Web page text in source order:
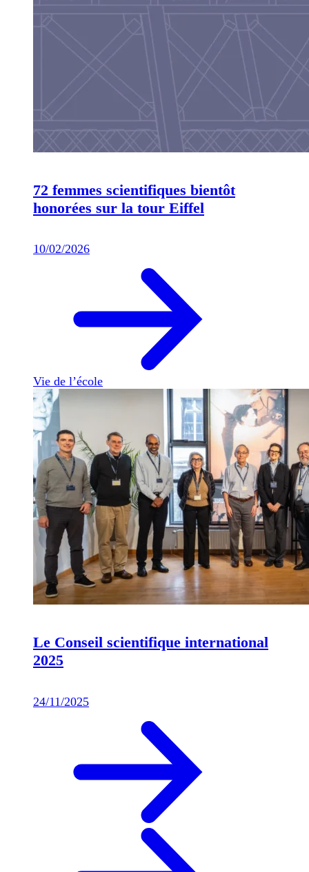
72 femmes scientifiques bientôt
honorées sur la tour Eiffel
10/02/2026
Vie de l’école
Le Conseil scientifique international
2025
24/11/2025